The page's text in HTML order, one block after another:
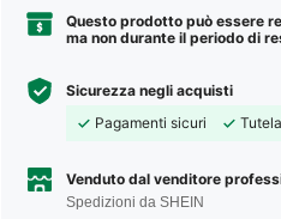
Questo prodotto può essere
ma non durante il periodo di
Sicurezza negli acquisti
Pagamenti sicuri
Venduto dal venditore
Spedizioni da SHEIN